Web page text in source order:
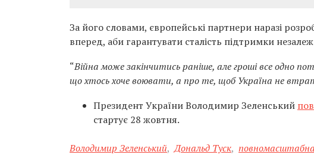
За його словами, європейські партнери наразі
вперед, аби гарантувати сталість підтримки
“Війна може закінчитись раніше, але гроші все одно
що хтось хоче воювати, а про те, щоб Україна не
Президент України Володимир Зеленський
стартує 28 жовтня.
Володимир Зеленський, Дональд Туск,